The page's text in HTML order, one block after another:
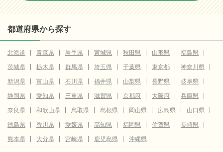
都道府県から探す
北海道 青森県 岩手県 宮城県 秋田県 山形県
福島県
茨城県
栃木県 群馬県 埼玉県 千葉県 東京都
神奈川県
新潟県
富山県 石川県 福井県 山梨県 長野県
岐阜県
静岡県
愛知県 三重県 滋賀県 京都府 大阪府
兵庫県
奈良県
和歌山県 鳥取県 島根県 岡山県 広島県
山口県
徳島県
香川県 愛媛県 高知県 福岡県 佐賀県
長崎県
熊本県
大分県 宮崎県 鹿児島県 沖縄県